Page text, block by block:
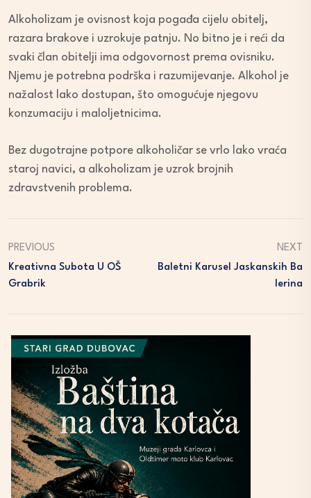
Alkoholizam je ovisnost koja pogađa cijelu obitelj,
razara brakove i uzrokuje patnju. No bitno je i reći da
svaki član obitelji ima odgovornost prema ovisniku.
Njemu je potrebna podrška i razumijevanje. Alkohol je
nažalost lako dostupan, što omogućuje njegovu
konzumaciju i maloljetnicima.
Bez dugotrajne potpore alkoholičar se vrlo lako vraća
staroj navici, a alkoholizam je uzrok brojnih
zdravstvenih problema.
PREVIOUS
Kreativna Subota U OŠ
Grabrik
NEXT
Baletni Karusel Jaskanskih Ba
Lerina